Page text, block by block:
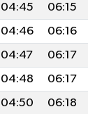
04:45 06:15
04:46 06:16
04:47 06:17
04:48 06:17
04:50 06:18